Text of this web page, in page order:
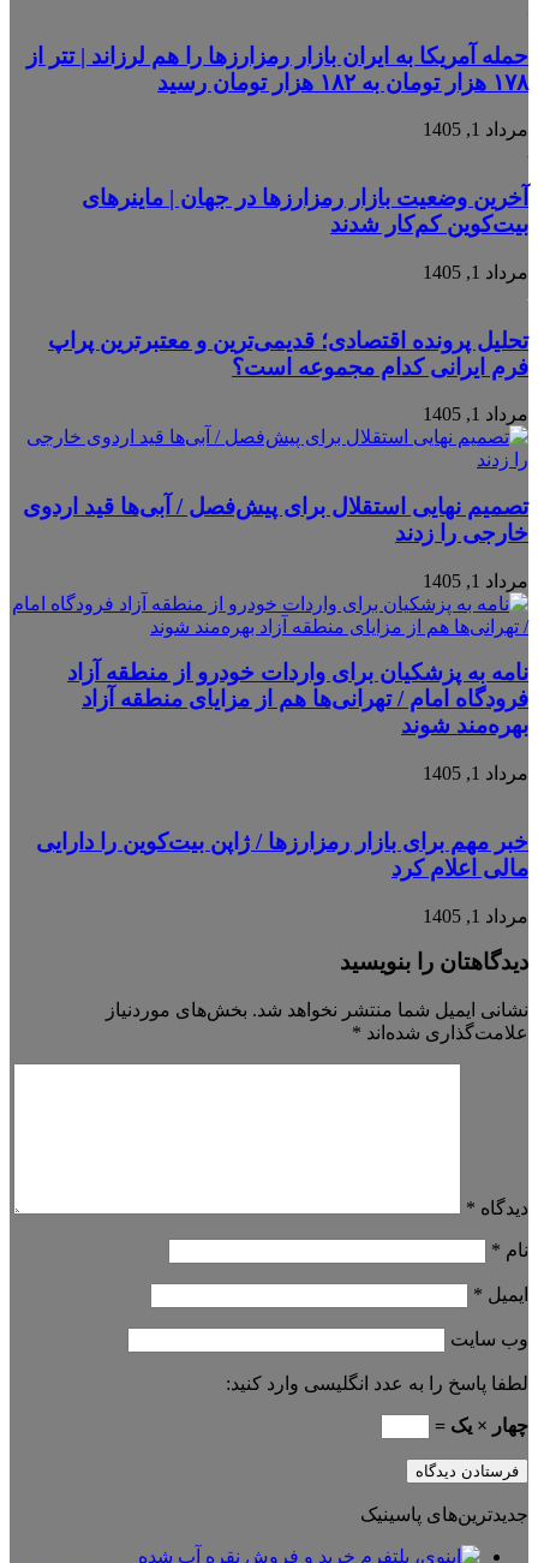
حمله آمریکا به ایران بازار رمزارزها را هم لرزاند | تتر از
۱۷۸ هزار تومان به ۱۸۲ هزار تومان رسید
مرداد 1, 1405
آخرین وضعیت بازار رمزارزها در جهان | ماینرهای
بیت‌کوین کم‌کار شدند
مرداد 1, 1405
تحلیل پرونده اقتصادی؛ قدیمی‌ترین و معتبرترین پراپ
فرم ایرانی کدام مجموعه است؟
مرداد 1, 1405
تصمیم نهایی استقلال برای پیش‌فصل / آبی‌ها قید اردوی
خارجی را زدند
مرداد 1, 1405
نامه به پزشکیان برای واردات خودرو از منطقه آزاد
فرودگاه امام / تهرانی‌ها هم از مزایای منطقه آزاد
بهره‌مند شوند
مرداد 1, 1405
خبر مهم برای بازار رمزارزها / ژاپن بیت‌کوین را دارایی
مالی اعلام کرد
مرداد 1, 1405
دیدگاهتان را بنویسید
نشانی ایمیل شما منتشر نخواهد شد. بخش‌های موردنیاز
علامت‌گذاری شده‌اند *
دیدگاه *
نام *
ایمیل *
وب‌ سایت
لطفا پاسخ را به عدد انگلیسی وارد کنید:
چهار × یک =
جدیدترین‌های پاسینیک